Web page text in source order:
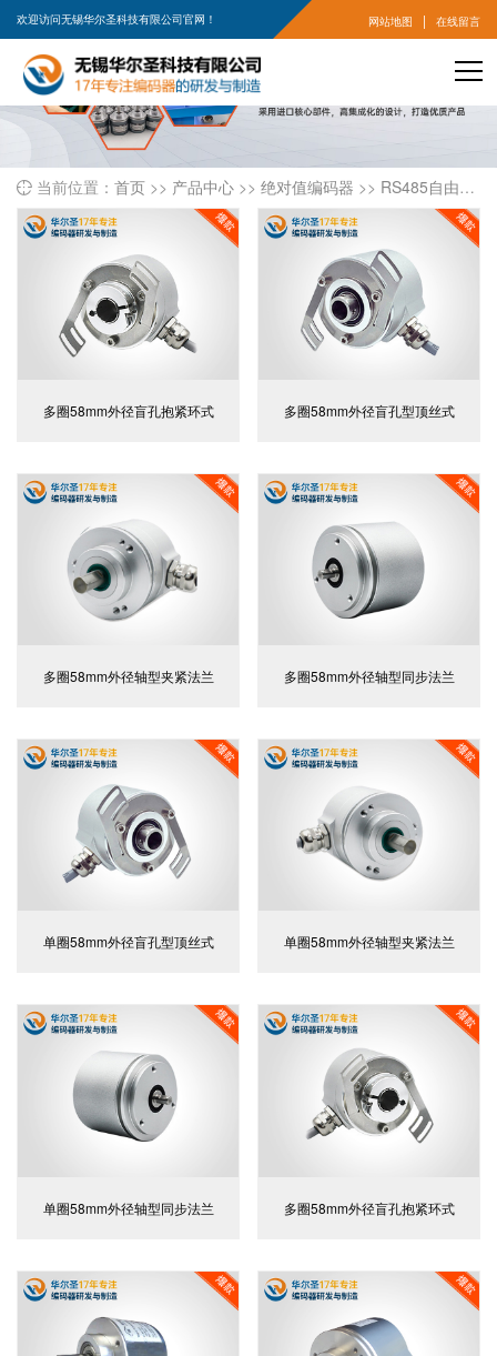
欢迎访问无锡华尔圣科技有限公司官网！ 网站地图 | 在线留言
 当前位置： 首页 >> 产品中心 >> 绝对值编码器 >> RS485自由协议绝对值编码器
多圈58mm外径盲孔抱紧环式 多圈58mm外径盲孔型顶丝式
多圈58mm外径轴型夹紧法兰 多圈58mm外径轴型同步法兰
单圈58mm外径盲孔型顶丝式 单圈58mm外径轴型夹紧法兰
单圈58mm外径轴型同步法兰 多圈58mm外径盲孔抱紧环式